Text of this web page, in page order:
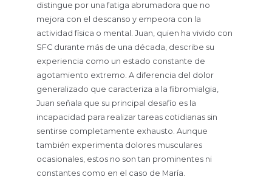
distingue por una fatiga abrumadora que no
mejora con el descanso y empeora con la
actividad física o mental. Juan, quien ha vivido con
SFC durante más de una década, describe su
experiencia como un estado constante de
agotamiento extremo. A diferencia del dolor
generalizado que caracteriza a la fibromialgia,
Juan señala que su principal desafío es la
incapacidad para realizar tareas cotidianas sin
sentirse completamente exhausto. Aunque
también experimenta dolores musculares
ocasionales, estos no son tan prominentes ni
constantes como en el caso de María.